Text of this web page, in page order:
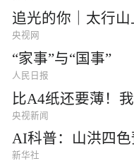
追光的你｜太行
央视网
“家事”与“国事”
人民日报
比A4纸还要薄！
央视新闻
AI科普：山洪四色
新华社